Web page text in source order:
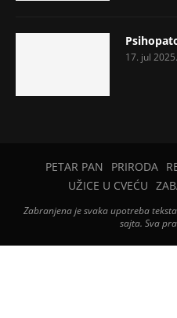
17. jul 2025.
PETAR PAN PRIRODA
UŽICE U CVEĆU
Zabranjena je svaka upotreba
sajta. Sva